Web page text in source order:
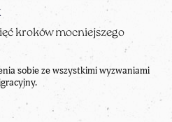
kroków mocniejszego
sobie ze wszystkimi wyzwaniami